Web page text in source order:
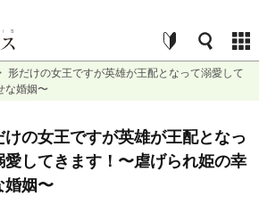
形だけの女王ですが英雄が王配となって溺愛して
な婚姻〜
けの女王ですが英雄が王配となっ
愛してきます！〜虐げられ姫の幸
婚姻〜